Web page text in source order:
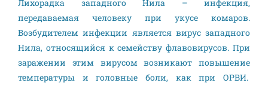
Лихорадка западного Нила – инфекция,
передаваемая человеку при укусе комаров.
Возбудителем инфекции является вирус западного
Нила, относящийся к семейству флавовирусов. При
заражении этим вирусом возникают повышение
температуры и головные боли, как при ОРВИ.